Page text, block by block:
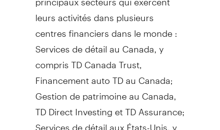
leurs activités dans plusieurs
centres financiers dans le monde :
Services de détail au Canada , y
compris TD Canada Trust,
Financement auto TD au Canada;
Gestion depatrimoine au Canada
TD Direct Investing et TD Assurance;
Services de détail aux États-Unis, y